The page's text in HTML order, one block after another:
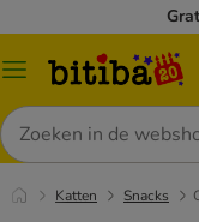
Catalogusmenu
Zoeken
Katten Snacks